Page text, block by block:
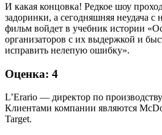
И какая концовка! Редкое шоу
задоринки, а сегодняшняя неудача
фильм войдет в учебник истории
организаторов с их выдержкой и
исправить нелепую ошибку».
Оценка: 4
L’Erario — директор по
Клиентами компании являются
Target.